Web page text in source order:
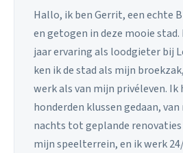
Hallo, ik ben Gerrit, een echte
en getogen in deze mooie stad.
jaar ervaring als loodgieter bij
ken ik de stad als mijn
werk als van mijn privéleven. Ik
honderden klussen gedaan,
nachts tot geplande renovaties
mijn speelterrein, en ik werk